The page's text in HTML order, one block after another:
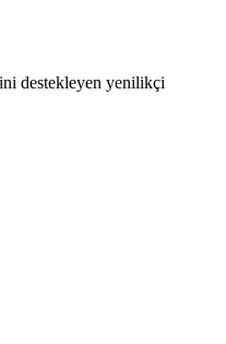
destekleyen yenilikçi